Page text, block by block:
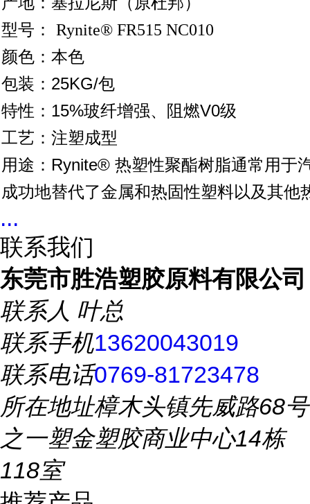
型号：
Rynite® FR515 NC010
颜色：本色
包装：25KG/包
特性： 15%玻纤增强、阻燃V0级
工艺：注塑成型
用途： Rynite® 热塑性聚酯树脂通常用于
成功地替代了金属和热固性塑料以及其他
...
联系我们
东莞市胜浩塑胶原料有限公司
联系人 叶总
联系手机13620043019
联系电话0769-81723478
所在地址樟木头镇先威路68号
之一塑金塑胶商业中心14栋
118室